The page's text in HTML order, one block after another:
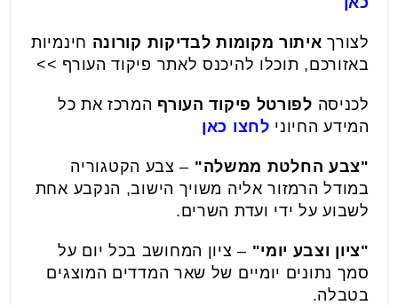
לצורך איתור מקומות לבדיקות קורונה חינמיות
באזורכם, תוכלו להיכנס לאתר פיקוד העורף >>
לכניסה לפורטל פיקוד העורף המרכז את כל
המידע החיוני לחצו כאן
"צבע החלטת ממשלה" – צבע הקטגוריה
במודל הרמזור אליה משויך הישוב, הנקבע אחת
לשבוע על ידי ועדת השרים.
"ציון וצבע יומי" – ציון המחושב בכל יום על
סמך נתונים יומיים של שאר המדדים המוצגים
בטבלה.